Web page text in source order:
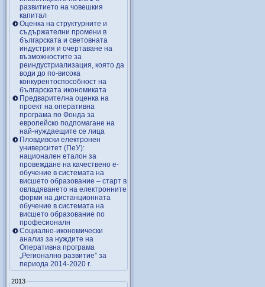
развитието на човешкия
капитал
Оценка на структурните и
съдържателни промени в
българската и световната
индустрия и очертаване на
възможностите за
реиндустриализация, която да
води до по-висока
конкурентоспособност на
българската икономиката
Предварителна оценка на
проект на оперативна
програма по Фонда за
европейско подпомагане на
най-нуждаещите се лица
Пловдивски електронен
университет (ПеУ):
национален еталон за
провеждане на качествено е-
обучение в системата на
висшето образование – старт в
овладяването на електронните
форми на дистанционната
обучение в системата на
висшето образование по
професионалн
Социално-икономически
анализ за нуждите на
Оперативна програма
„Регионално развитие” за
периода 2014-2020 г.
2013